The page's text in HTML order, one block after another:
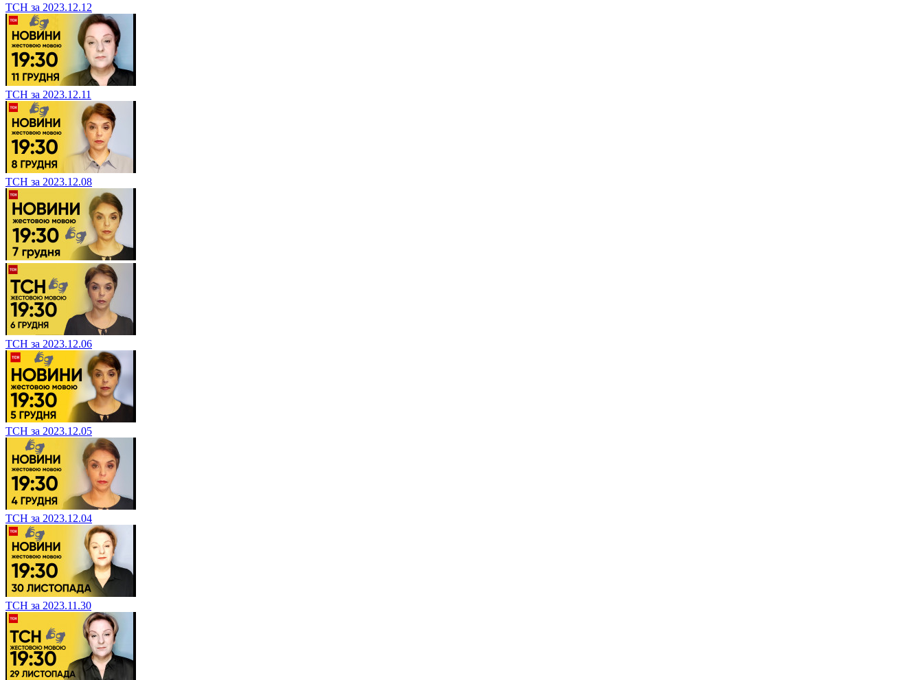
ТСН за 2023.12.12
ТСН за 2023.12.11
ТСН за 2023.12.08
ТСН за 2023.12.06
ТСН за 2023.12.05
ТСН за 2023.12.04
ТСН за 2023.11.30